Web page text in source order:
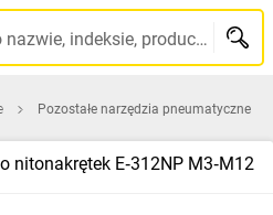
Szukaj po nazwie, indeksie, producencie, kodzie kreskowym...
Pozostałe narzędzia pneumatyczne
nitonakrętek E‑312NP M3‑M12